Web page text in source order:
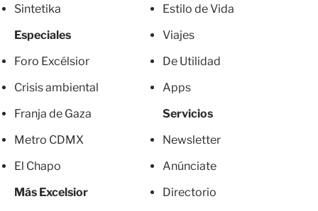
Sintetika
Especiales
Foro Excélsior
Crisis ambiental
Franja de Gaza
Metro CDMX
El Chapo
Más Excelsior
Estilo de Vida
Viajes
De Utilidad
Apps
Servicios
Newsletter
Anúnciate
Directorio